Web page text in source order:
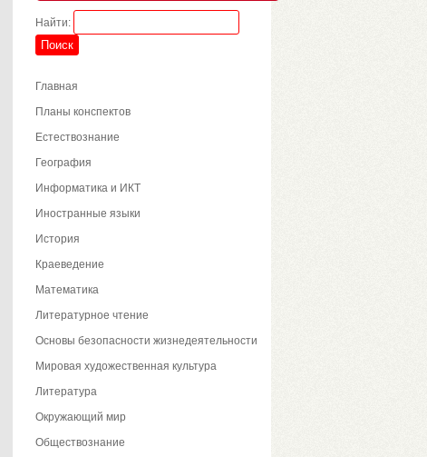
Найти:
Главная
Планы конспектов
Естествознание
География
Информатика и ИКТ
Иностранные языки
История
Краеведение
Математика
Литературное чтение
Основы безопасности жизнедеятельности
Мировая художественная культура
Литература
Окружающий мир
Обществознание